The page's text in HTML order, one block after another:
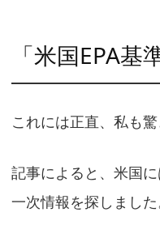
「米国EPA
これには正直、私も驚
記事によると、米国
一次情報を探しました